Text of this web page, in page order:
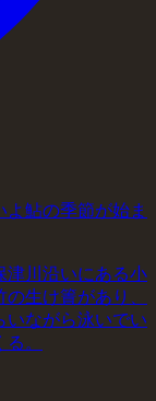
鮎の季節が始ま
津川沿いにある小
生け簀があり、
いながら泳いでい
。